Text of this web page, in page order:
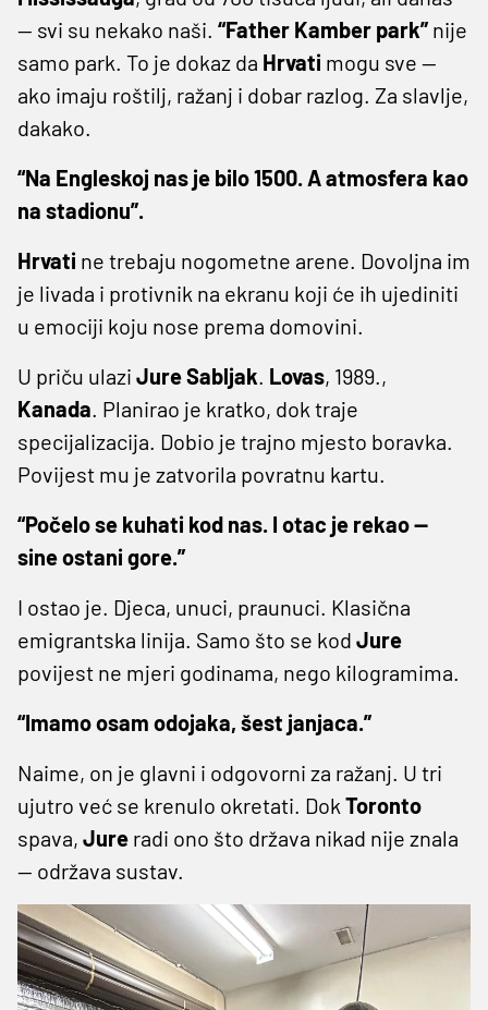
— svi su nekako naši. “Father Kamber park” nije
samo park. To je dokaz da Hrvati mogu sve —
ako imaju roštilj, ražanj i dobar razlog. Za slavlje,
dakako.
“Na Engleskoj nas je bilo 1500. A atmosfera kao
na stadionu”.
Hrvati ne trebaju nogometne arene. Dovoljna im
je livada i protivnik na ekranu koji će ih ujediniti
u emociji koju nose prema domovini.
U priču ulazi JureSabljak Lovas, 1989.,
Kanada . Planirao je kratko, dok traje
specijalizacija. Dobio je trajno mjesto boravka.
Povijest mu je zatvorila povratnu kartu.
“Počelo se kuhati kod nas. I otac je rekao —
sine ostani gore.”
I ostao je. Djeca, unuci, praunuci. Klasična
emigrantska linija. Samo što se kod Jure
povijest ne mjeri godinama, nego kilogramima.
“Imamo osam odojaka, šest janjaca.”
Naime, on je glavni i odgovorni za ražanj. U tri
ujutro već se krenulo okretati. Dok Toronto
spava, Jure radi ono što država nikad nije znala
— održava sustav.